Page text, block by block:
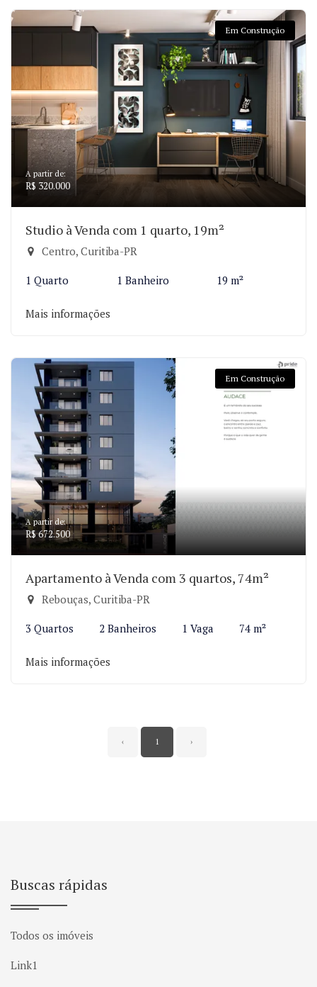
Em Construção
A partir de:
R$ 320.000
Studio à Venda com 1 quarto, 19m²
Centro, Curitiba-PR
1 Quarto 1 Banheiro 19 m²
Mais informações
Em Construção
A partir de:
R$ 672.500
Apartamento à Venda com 3 quartos, 74m²
Rebouças, Curitiba-PR
3 Quartos 2 Banheiros 1 Vaga 74 m²
Mais informações
‹ 1 ›
Buscas rápidas
Todos os imóveis
Link1